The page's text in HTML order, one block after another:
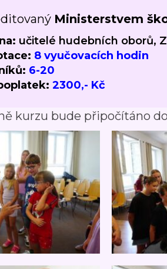
Ministerstvem
učitelé hudebních oborů,
8 vyučovacích hodin
6-20
2300,- Kč
kurzu bude připočítáno